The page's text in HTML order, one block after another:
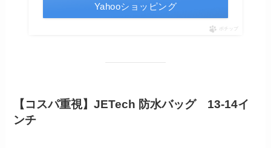
Yahooショッピング
ポチップ
【コスパ重視】JETech 防水バッグ 13‐14イ
ンチ